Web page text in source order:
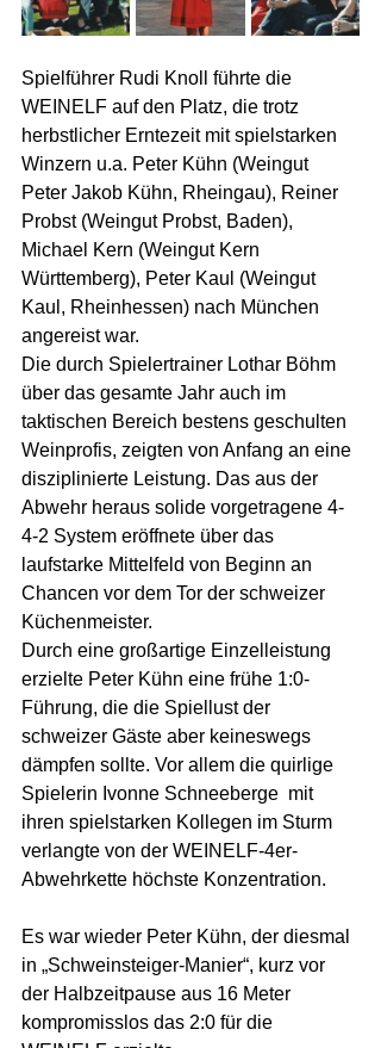
Spielführer Rudi Knoll führte die
WEINELF auf den Platz, die trotz
herbstlicher Erntezeit mit spielstarken
Winzern u.a. Peter Kühn (Weingut
Peter Jakob Kühn, Rheingau), Reiner
Probst (Weingut Probst, Baden),
Michael Kern (Weingut Kern
Württemberg), Peter Kaul (Weingut
Kaul, Rheinhessen) nach München
angereist war.
Die durch Spielertrainer Lothar Böhm
über das gesamte Jahr auch im
taktischen Bereich bestens geschulten
Weinprofis, zeigten von Anfang an eine
disziplinierte Leistung. Das aus der
Abwehr heraus solide vorgetragene 4-
4-2 System eröffnete über das
laufstarke Mittelfeld von Beginn an
Chancen vor dem Tor der schweizer
Küchenmeister.
Durch eine großartige Einzelleistung
erzielte Peter Kühn eine frühe 1:0-
Führung, die die Spiellust der
schweizer Gäste aber keineswegs
dämpfen sollte. Vor allem die quirlige
Spielerin Ivonne Schneeberge  mit
ihren spielstarken Kollegen im Sturm
verlangte von der WEINELF-4er-
Abwehrkette höchste Konzentration.
Es war wieder Peter Kühn, der diesmal
in „Schweinsteiger-Manier“, kurz vor
der Halbzeitpause aus 16 Meter
kompromisslos das 2:0 für die